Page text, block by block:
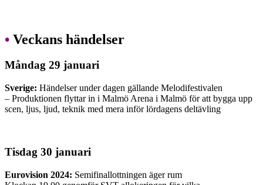
• Veckans händelser
Måndag 29 januari
Sverige: Händelser under dagen gällande Melodifestivalen
– Produktionen flyttar in i Malmö Arena i Malmö för att bygga upp
scen, ljus, ljud, teknik med mera inför lördagens deltävling
Tisdag 30 januari
Eurovision 2024: Semifinallottningen äger rum